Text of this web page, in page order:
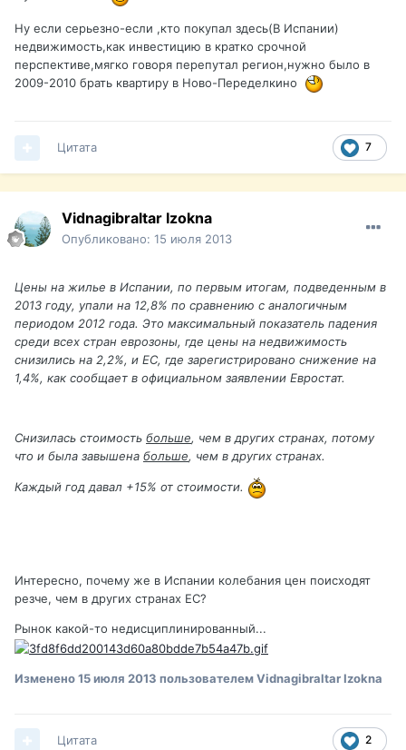
Ну если серьезно-если ,кто покупал здесь(В Испании)
недвижимость,как инвестицию в кратко срочной
перспективе,мягко говоря перепутал регион,нужно было в
2009-2010 брать квартиру в Ново-Переделкино
7
Цитата
Vidnagibraltar Izokna
Опубликовано: 15 июля 2013
Цены на жилье в Испании, по первым итогам, подведенным в
2013 году, упали на 12,8% по сравнению с аналогичным
периодом 2012 года. Это максимальный показатель падения
среди всех стран еврозоны, где цены на недвижимость
снизились на 2,2%, и ЕС, где зарегистрировано снижение на
1,4%, как сообщает в официальном заявлении Евростат.
Снизилась стоимость больше, чем в других странах, потому
что и была завышена больше, чем в других странах.
Каждый год давал +15% от стоимости.
Интересно, почему же в Испании колебания цен поисходят
резче, чем в других странах ЕС?
Рынок какой-то недисциплинированный...
Изменено15 июля 2013 пользователем Vidnagibraltar Izokna
2
Цитата